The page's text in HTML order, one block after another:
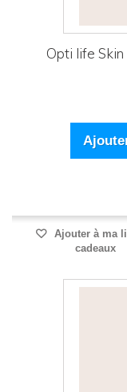
Opti life Skin
Ajouter à ma
cadeaux